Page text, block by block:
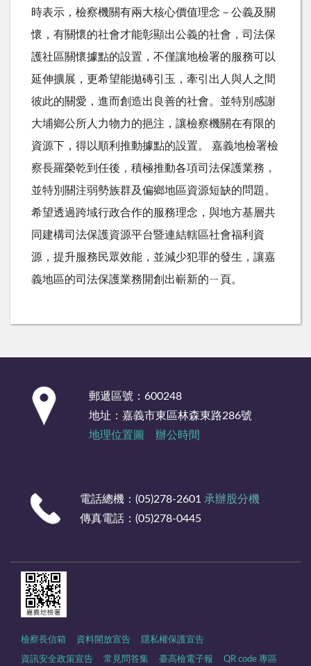
時表示，檢察機關有兩大核心價值理念－公義及關
懷，有關懷的社會才能彰顯出公義的社會，司法保
護社區關懷據點的設置，不僅讓地檢署的服務可以
延伸擴展，更希望能拋磚引玉，牽引出人與人之間
彼此的關愛，進而創造出良善的社會。並特別感謝
大埔鄉公所人力物力的挹注，讓檢察機關在有限的
資源下，得以順利推動據點的設置。 嘉義地檢署檢
察長羅榮乾到任後，積極推動各項司法保護業務，
並特別關注弱勢族群及偏鄉地區資源短缺的問題。
希望透過跨域行政合作的服務理念，與地方基層共
同建構司法保護資源平台暨連結轄區社會福利資
源，提升服務民眾效能，並減少犯罪的發生，讓嘉
義地區的司法保護業務開創出嶄新的ㄧ頁。
郵遞區號：600248
地址：嘉義市東區林森東路286號
地理位置圖
辦公時間
電話總機：(05)278-2601 承辦股分機
傳真電話：(05)278-0445
檢察長信箱 資料開放宣告 隱私權保護宣告
資訊安全政策宣告 常見問答集 臺高檢電子報 QR code 專區